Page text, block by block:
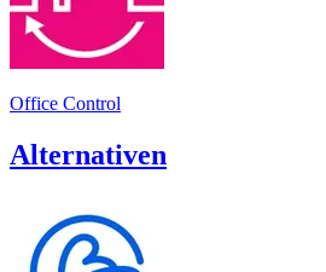
Office Control
Alternativen